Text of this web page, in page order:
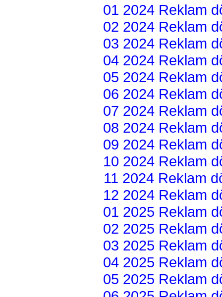
01 2024 Reklam
02 2024 Reklam
03 2024 Reklam
04 2024 Reklam
05 2024 Reklam
06 2024 Reklam
07 2024 Reklam
08 2024 Reklam
09 2024 Reklam
10 2024 Reklam
11 2024 Reklam
12 2024 Reklam
01 2025 Reklam
02 2025 Reklam
03 2025 Reklam
04 2025 Reklam
05 2025 Reklam